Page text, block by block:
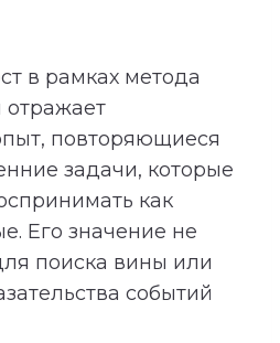
в рамках метода
повторяющиеся
задачи, которые
как
Его значение не
поиска вины или
событий